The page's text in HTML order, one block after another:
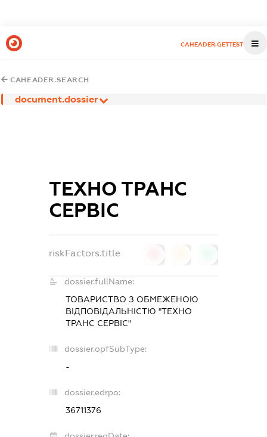
CAHEADER.GETTEST
CAHEADER.SEARCH
document.dossier
ТЕХНО ТРАНС
СЕРВІС
riskFactors.title
dossier.fullName:
ТОВАРИСТВО З ОБМЕЖЕНОЮ
ВІДПОВІДАЛЬНІСТЮ "ТЕХНО
ТРАНС СЕРВІС"
dossier.opfSubType:
-
dossier.edrpo:
36711376